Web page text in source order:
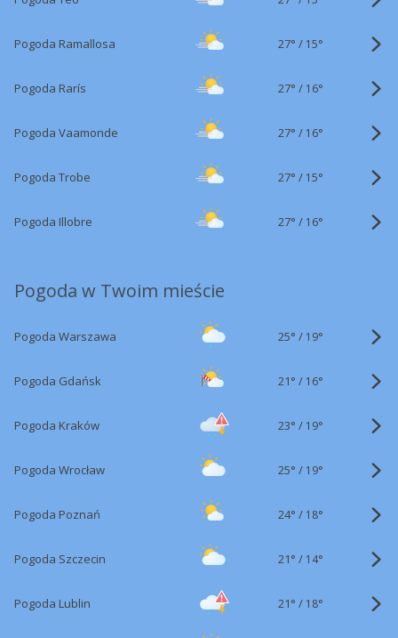
Pogoda Ramallosa 27° / 15°
Pogoda Rarís 27° / 16°
Pogoda Vaamonde 27° / 16°
Pogoda Trobe 27° / 15°
Pogoda Illobre 27° / 16°
Pogoda w Twoim mieście
Pogoda Warszawa 25° / 19°
Pogoda Gdańsk 21° / 16°
Pogoda Kraków 23° / 19°
Pogoda Wrocław 25° / 19°
Pogoda Poznań 24° / 18°
Pogoda Szczecin 21° / 14°
Pogoda Lublin 21° / 18°